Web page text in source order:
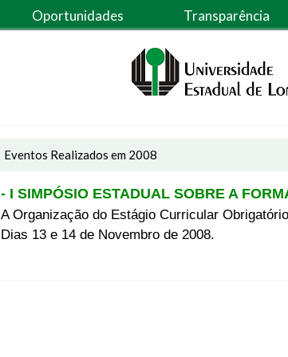
Oportunidades Transparência
Eventos Realizados em 2008
- I SIMPÓSIO ESTADUAL SOBRE A
A Organização do Estágio Curricular
Dias 13 e 14 de Novembro de 2008.